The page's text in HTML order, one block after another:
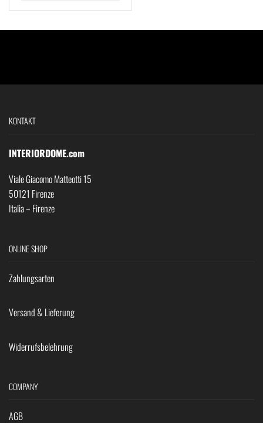
KONTAKT
INTERIORDOME.com
Viale Giacomo Matteotti 15
50121 Firenze
Italia – Firenze
ONLINE SHOP
Zahlungsarten
Versand & Lieferung
Widerrufsbelehrung
COMPANY
AGB